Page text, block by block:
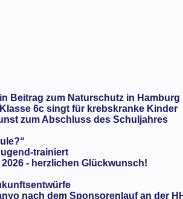
Beitrag zum Naturschutz in Hamburg
6c singt für krebskranke Kinder
zum Abschluss des Schuljahres
trainiert
- herzlichen Glückwunsch!
nach dem Sponsorenlauf an der